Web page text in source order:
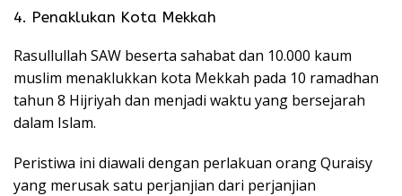
4. Penaklukan Kota Mekkah
Rasullullah SAW beserta sahabat dan 10.000 kaum
muslim menaklukkan kota Mekkah pada 10 ramadhan
tahun 8 Hijriyah dan menjadi waktu yang bersejarah
dalam Islam.
Peristiwa ini diawali dengan perlakuan orang Quraisy
yang merusak satu perjanjian dari perjanjian